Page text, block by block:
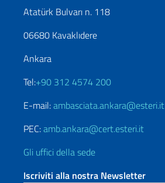
Atatürk Bulvarı n. 118
06680 Kavaklıdere
Ankara
Tel:+90 312 4574 200
E-mail:ambasciata.ankara@esteri.it
PEC:amb.ankara@cert.esteri.it
Gli uffici della sede
Iscriviti alla nostra Newsletter